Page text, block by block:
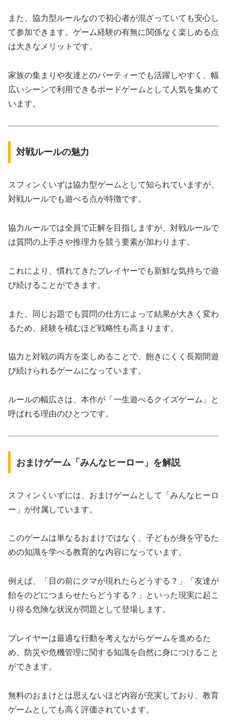
また、協力型ルールなので初心者が混ざっていても安心し
て参加できます。ゲーム経験の有無に関係なく楽しめる点
は大きなメリットです。
家族の集まりや友達とのパーティーでも活躍しやすく、幅
広いシーンで利用できるボードゲームとして人気を集めて
います。
対戦ルールの魅力
スフィンくいずは協力型ゲームとして知られていますが、
対戦ルールでも遊べる点が特徴です。
協力ルールでは全員で正解を目指しますが、対戦ルールで
は質問の上手さや推理力を競う要素が加わります。
これにより、慣れてきたプレイヤーでも新鮮な気持ちで遊
び続けることができます。
また、同じお題でも質問の仕方によって結果が大きく変わ
るため、経験を積むほど戦略性も高まります。
協力と対戦の両方を楽しめることで、飽きにくく長期間遊
び続けられるゲームになっています。
ルールの幅広さは、本作が「一生遊べるクイズゲーム」と
呼ばれる理由のひとつです。
おまけゲーム「みんなヒーロー」を解説
スフィンくいずには、おまけゲームとして「みんなヒーロ
ー」が付属しています。
このゲームは単なるおまけではなく、子どもが身を守るた
めの知識を学べる教育的な内容になっています。
例えば、「目の前にクマが現れたらどうする？」「友達が
飴をのどにつまらせたらどうする？」といった現実に起こ
り得る危険な状況が問題として登場します。
プレイヤーは最適な行動を考えながらゲームを進めるた
め、防災や危機管理に関する知識を自然に身につけること
ができます。
無料のおまけとは思えないほど内容が充実しており、教育
ゲームとしても高く評価されています。